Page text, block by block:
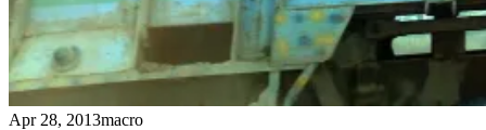
Apr 28, 2013macro